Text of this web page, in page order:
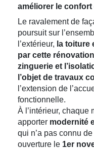
améliorer le confort
Le ravalement de
poursuit sur
l’extérieur, la toiture
par cette
zinguerie et
l’objet de travaux
l’extension de
fonctionnelle.
À l’intérieur, chaque
apporter modernité
qui n’a pas connu
ouverture le 1er